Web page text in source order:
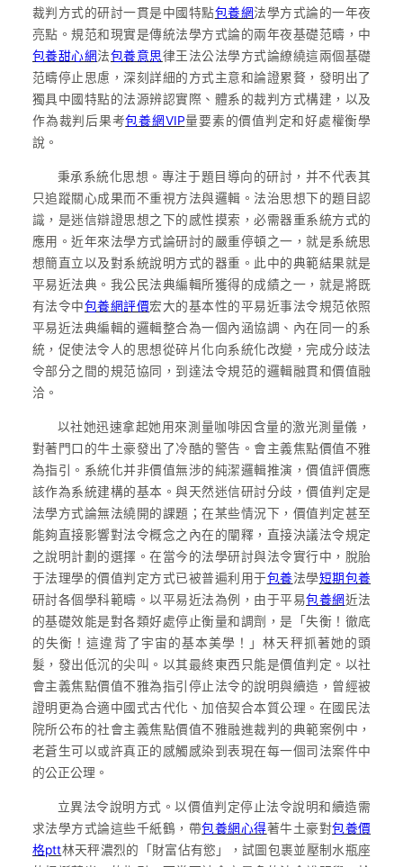
裁判方式的研討一貫是中國特點包養網法學方式論的一年夜
亮點。規范和現實是傳統法學方式論的兩年夜基礎范疇，中
包養甜心網法包養意思律王法公法學方式論繚繞這兩個基礎
范疇停止思慮，深刻詳細的方式主意和論證累贅，發明出了
獨具中國特點的法源辨認實際、體系的裁判方式構建，以及
作為裁判后果考包養網VIP量要素的價值判定和好處權衡學
說。
秉承系統化思想。專注于題目導向的研討，并不代表其
只追蹤關心成果而不重視方法與邏輯。法治思想下的題目認
識，是迷信辯證思想之下的感性摸索，必需器重系統方式的
應用。近年來法學方式論研討的嚴重停頓之一，就是系統思
想簡直立以及對系統說明方式的器重。此中的典範結果就是
平易近法典。我公民法典編輯所獲得的成績之一，就是將既
有法令中包養網評價宏大的基本性的平易近事法令規范依照
平易近法典編輯的邏輯整合為一個內涵協調、內在同一的系
統，促使法令人的思想從碎片化向系統化改變，完成分歧法
令部分之間的規范協同，到達法令規范的邏輯融貫和價值融
洽。
以社她迅速拿起她用來測量咖啡因含量的激光測量儀，
對著門口的牛土豪發出了冷酷的警告。會主義焦點價值不雅
為指引。系統化并非價值無涉的純潔邏輯推演，價值評價應
該作為系統建構的基本。與天然迷信研討分歧，價值判定是
法學方式論無法繞開的課題；在某些情況下，價值判定甚至
能夠直接影響對法令概念之內在的闡釋，直接決議法令規定
之說明計劃的選擇。在當今的法學研討與法令實行中，脫胎
于法理學的價值判定方式已被普遍利用于包養法學短期包養
研討各個學科範疇。以平易近法為例，由于平易包養網近法
的基礎效能是對各類好處停止衡量和調劑，是「失衡！徹底
的失衡！這違背了宇宙的基本美學！」林天秤抓著她的頭
髮，發出低沉的尖叫。以其最終東西只能是價值判定。以社
會主義焦點價值不雅為指引停止法令的說明與續造，曾經被
證明更為合適中國式古代化、加倍契合本質公理。在國民法
院所公布的社會主義焦點價值不雅融進裁判的典範案例中，
老蒼生可以或許真正的感觸感染到表現在每一個司法案件中
的公正公理。
立異法令說明方式。以價值判定停止法令說明和續造需
求法學方式論這些千紙鶴，帶包養網心得著牛土豪對包養價
格ptt林天秤濃烈的「財富佔有慾」，試圖包裹並壓制水瓶座